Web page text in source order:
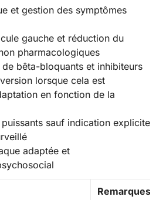
et gestion des symptômes
gauche et réduction du
pharmacologiques
bêta-bloquants et inhibiteurs
lorsque cela est
en fonction de la
sauf indication explicite
adaptée et
Remarques